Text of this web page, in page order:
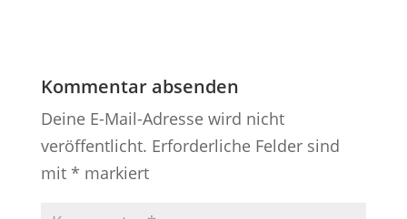
Kommentar absenden
Deine E-Mail-Adresse wird nicht
veröffentlicht. Erforderliche Felder sind
mit * markiert